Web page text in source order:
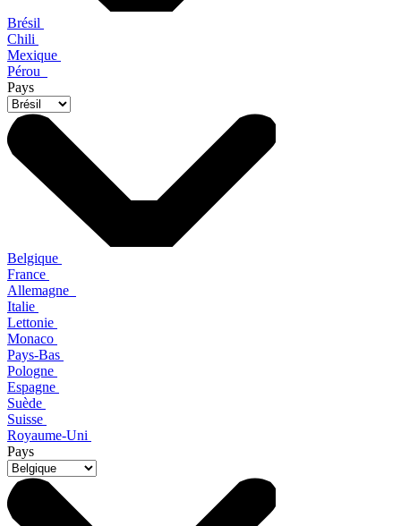
Brésil
Chili
Mexique
Pérou
Pays
Belgique
France
Allemagne
Italie
Lettonie
Monaco
Pays-Bas
Pologne
Espagne
Suède
Suisse
Royaume-Uni
Pays